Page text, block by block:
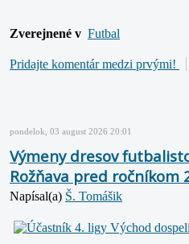
Zverejnené v Futbal
Pridajte komentár medzi prvými!
pondelok, 03 august 2026 20:01
Výmeny dresov
Rožňava pred ročníkom
Napísal(a) Š. Tomášik